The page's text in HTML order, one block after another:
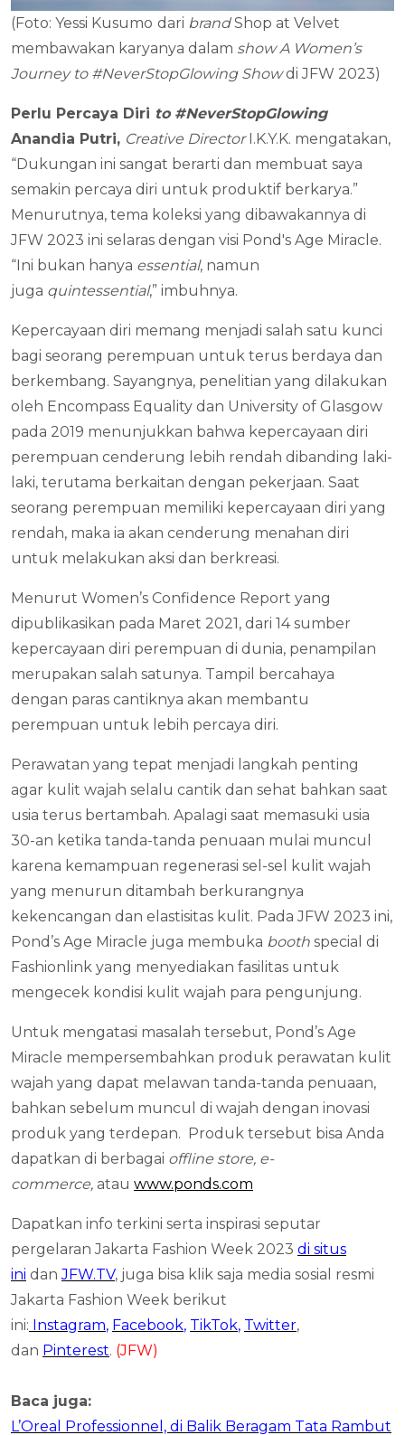
(Foto: Yessi Kusumo dari brandShop at Velvet
membawakan karyanya dalam show A Women’s
Journey to #NeverStopGlowing Showdi JFW 2023)
Perlu Percaya Diri to #NeverStopGlowing
Anandia Putri, Creative DirectorI.K.Y.K. mengatakan,
“Dukungan ini sangat berarti dan membuat saya
semakin percaya diri untuk produktif berkarya.”
Menurutnya, tema koleksi yang dibawakannya di
JFW 2023 ini selaras dengan visi Pond's Age Miracle.
“Ini bukan hanya essential, namun
juga quintessential,” imbuhnya.
Kepercayaan diri memang menjadi salah satu kunci
bagi seorang perempuan untuk terus berdaya dan
berkembang. Sayangnya, penelitian yang dilakukan
oleh Encompass Equality dan University of Glasgow
pada 2019 menunjukkan bahwa kepercayaan diri
perempuan cenderung lebih rendah dibanding laki-
laki, terutama berkaitan dengan pekerjaan. Saat
seorang perempuan memiliki kepercayaan diri yang
rendah, maka ia akan cenderung menahan diri
untuk melakukan aksi dan berkreasi.
Menurut Women’s Confidence Report yang
dipublikasikan pada Maret 2021, dari 14 sumber
kepercayaan diri perempuan di dunia, penampilan
merupakan salah satunya. Tampil bercahaya
dengan paras cantiknya akan membantu
perempuan untuk lebih percaya diri.
Perawatan yang tepat menjadi langkah penting
agar kulit wajah selalu cantik dan sehat bahkan saat
usia terus bertambah. Apalagi saat memasuki usia
30-an ketika tanda-tanda penuaan mulai muncul
karena kemampuan regenerasi sel-sel kulit wajah
yang menurun ditambah berkurangnya
kekencangan dan elastisitas kulit. Pada JFW 2023 ini,
Pond’s Age Miracle juga membuka booth special di
Fashionlink yang menyediakan fasilitas untuk
mengecek kondisi kulit wajah para pengunjung.
Untuk mengatasi masalah tersebut, Pond’s Age
Miracle mempersembahkan produk perawatan kulit
wajah yang dapat melawan tanda-tanda penuaan,
bahkan sebelum muncul di wajah dengan inovasi
produk yang terdepan. Produk tersebut bisa Anda
dapatkan di berbagai offline store, e-
commerce, atau www.ponds.com
Dapatkan info terkini serta inspirasi seputar
pergelaran Jakarta Fashion Week 2023 di situs
ini danJFW.TV, juga bisa klik saja media sosial resmi
Jakarta Fashion Week berikut
ini: Instagram, Facebook, TikTok, Twitter,
dan Pinterest. (JFW)
Baca juga:
L’Oreal Professionnel, di Balik Beragam Tata Rambut